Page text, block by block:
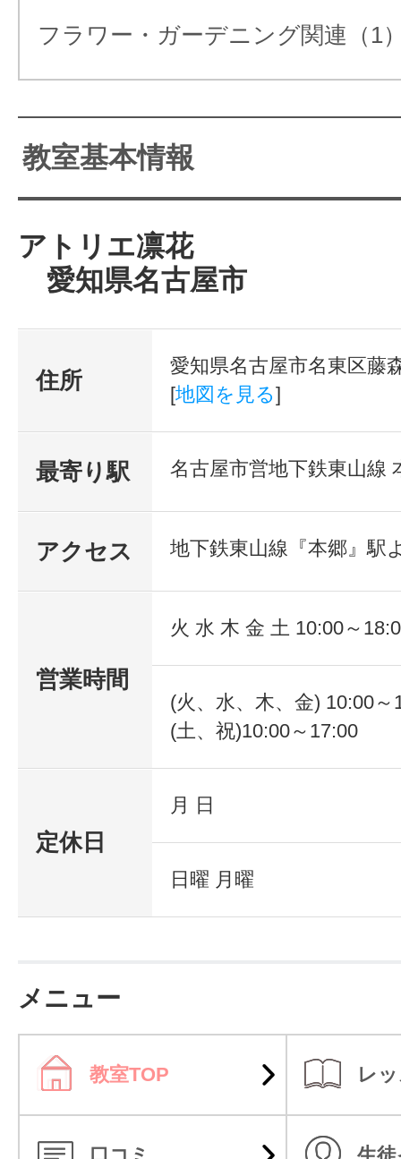
フラワー・ガーデニング関連（1
教室基本情報
アトリエ凛花
愛知県名古屋市
住所
愛知県名古屋市名東区藤
[地図を見る]
最寄り駅 名古屋市営地下鉄東山線
アクセス 地下鉄東山線『本郷』駅
営業時間
火 水 木 金 土 10:00～
(火、水、木、金) 10:00～
(土、祝)10:00～17:00
定休日
月 日
日曜 月曜
メニュー
教室TOP レ